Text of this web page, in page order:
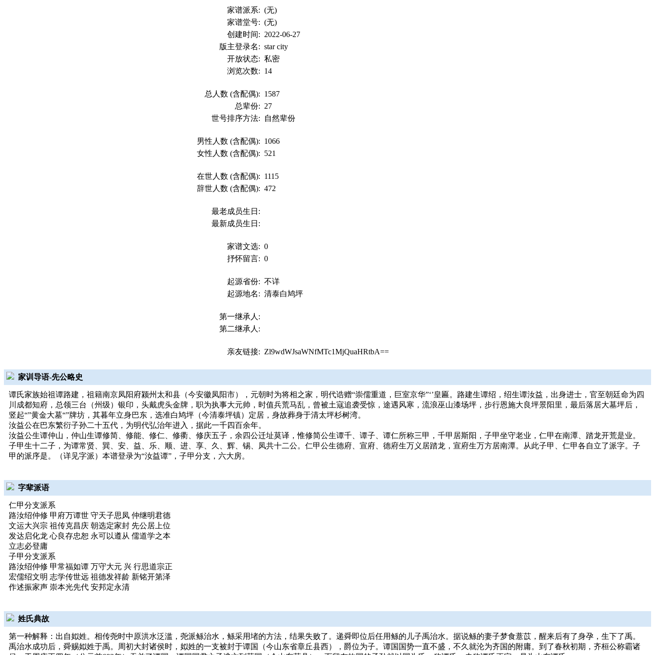
家谱派系: (无)
家谱堂号: (无)
创建时间: 2022-06-27
版主登录名: star city
开放状态: 私密
浏览次数: 14
总人数 (含配偶): 1587
总辈份: 27
世号排序方法:
自然辈份
男性人数 (含配偶): 1066
女性人数 (含配偶): 521
在世人数 (含配偶): 1115
辞世人数 (含配偶): 472
最老成员生日:
最新成员生日:
家谱文选: 0
抒怀留言: 0
起源省份: 不详
起源地名: 清泰白鸠坪
第一继承人:
第二继承人:
亲友链接: Zl9wdWJsaWNfMTc1MjQuaHRtbA==
家训导语-先公略史
谭氏家族始祖谭路建，祖籍南京凤阳府颍州太和县（今安徽凤阳市），元朝时为将相之家，明代诰赠“崇儒重道，巨室京华”‘’皇匾。路建生谭绍，绍生谭汝益，出身进士，官至朝廷命为四
川成都知府，总领三台（州级）银印，头戴虎头金牌，职为执事大元帅，时值兵荒马乱，曾被土寇追袭受惊，途遇风寒，流浪巫山漆场坪，步行恩施大良坪景阳里，最后落居大墓坪后，
竖起“”黄金大墓“”牌坊，其暮年立身巴东，选准白鸠坪（今清泰坪镇）定居，身故葬身于清太坪杉树湾。
汝益公在巴东繁衍子孙二十五代，为明代弘治年进入，据此一千四百余年。
汝益公生谭仲山，仲山生谭修简、修能、修仁、修衢、修庆五子，余四公迁址莫译，惟修简公生谭千、谭子、谭仁所称三甲，千甲居斯阳，子甲坐守老业，仁甲在南潭、踏龙开荒是业。
子甲生十二子，为谭常贤、巽、安、益、乐、顺、进、享、久、辉、锡、凤共十二公。仁甲公生德府、宣府、德府生万义居踏龙，宣府生万方居南潭。从此子甲、仁甲各自立了派字。子
甲的派序是。（详见字派）本谱登录为“汝益谭”，子甲分支，六大房。
字辈派语
仁甲分支派系
路汝绍仲修 甲府万谭世 守天子思凤 仲继明君德
文运大兴宗 祖传克昌庆 朝选定家封 先公居上位
发达启化龙 心良存忠恕 永可以遵从 儒道学之本
立志必登庸
子甲分支派系
路汝绍仲修 甲常福如谭 万守大元 兴 行思道宗正
宏儒绍文明 志学传世远 祖德发祥龄 新铭开第泽
作述振家声 崇本光先代 安邦定永清
姓氏典故
第一种解释：出自姒姓。相传尧时中原洪水泛滥，尧派鲧治水，鲧采用堵的方法，结果失败了。递舜即位后任用鲧的儿子禹治水。据说鲧的妻子梦食薏苡，醒来后有了身孕，生下了禹。
禹治水成功后，舜赐姒姓于禹。周初大封诸侯时，姒姓的一支被封于谭国（今山东省章丘县西），爵位为子。谭国国势一直不盛，不久就沦为齐国的附庸。到了春秋初期，齐桓公称霸诸